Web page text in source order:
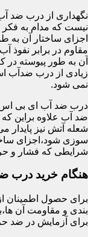
نگهداری از درب ضد
نیست که مدام به فکر
اجزای ساختار آن به
مقاوم در برابر نفوذ
آن به طور پیوسته در
زیادی از درب ضدآب
نمی شود.
درب ضد آب ای بی اس
ضد آب علاوه براین که
شعله آتش نیز
سوزی شود،اجزای
شرایطی که فشار و
هنگام خرید درب
برای حصول اطمینان
برای آزمایش در ضد